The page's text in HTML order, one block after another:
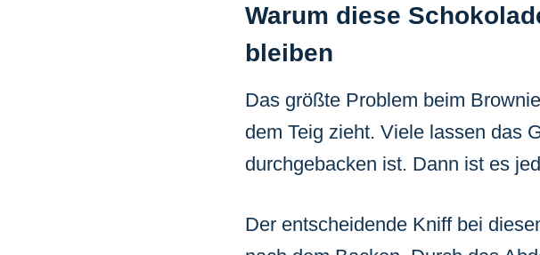
Warum diese
bleiben
Das größte Problem beim
dem Teig zieht. Viele lassen das
durchgebacken ist. Dann ist es
Der entscheidende Kniff bei